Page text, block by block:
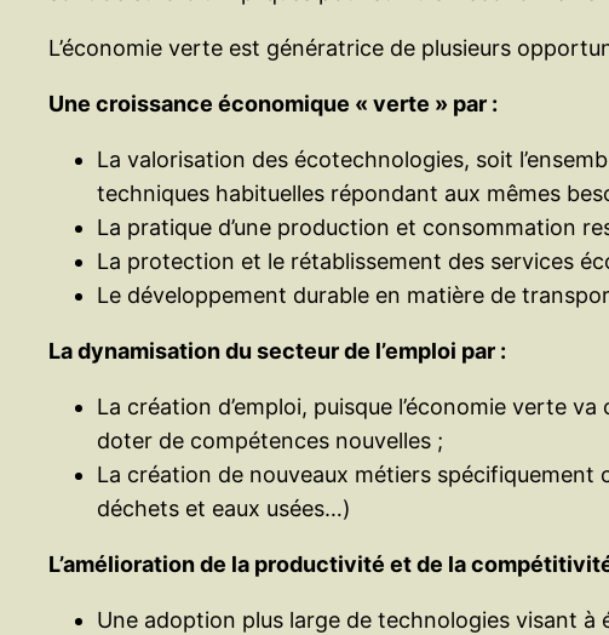
L’économie verte est génératrice de plusieurs
Une croissance économique « verte » par :
La valorisation des écotechnologies, soit
techniques habituelles répondant aux mêmes
La pratique d’une production et consommation
La protection et le rétablissement des services
Le développement durable en matière de
La dynamisation du secteur de l’emploi par :
La création d’emploi, puisque l’économie verte
doter de compétences nouvelles ;
La création de nouveaux métiers
déchets et eaux usées…)
L’amélioration de la productivité et de la
Une adoption plus large de technologies visant